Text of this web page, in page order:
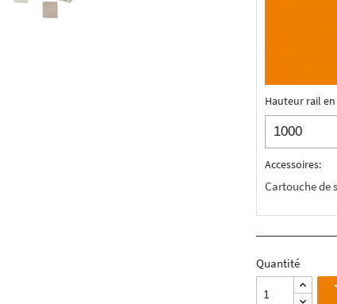
Hauteur rail
Accessoires:
Cartouche de
Quantité